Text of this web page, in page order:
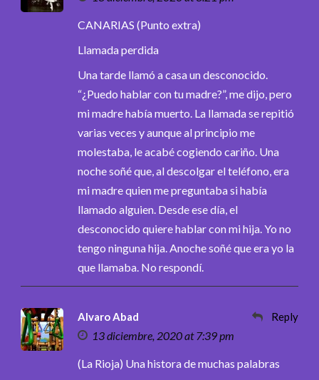
CANARIAS (Punto extra)
Llamada perdida
Una tarde llamó a casa un desconocido.
“¿Puedo hablar con tu madre?”, me dijo, pero
mi madre había muerto. La llamada se repitió
varias veces y aunque al principio me
molestaba, le acabé cogiendo cariño. Una
noche soñé que, al descolgar el teléfono, era
mi madre quien me preguntaba si había
llamado alguien. Desde ese día, el
desconocido quiere hablar con mi hija. Yo no
tengo ninguna hija. Anoche soñé que era yo la
que llamaba. No respondí.
Alvaro Abad
13 diciembre, 2020 at 7:39 pm
Reply
(La Rioja) Una histora de muchas palabras